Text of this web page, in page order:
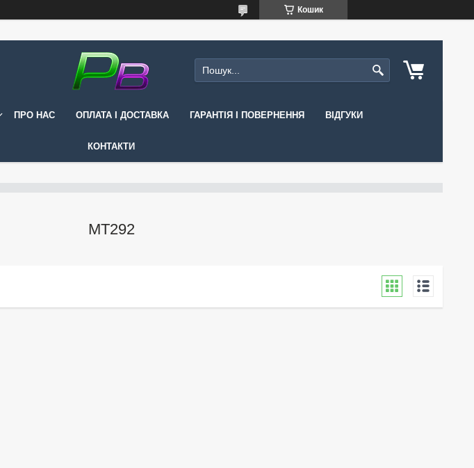
Кошик
ПРО НАС ОПЛАТА І ДОСТАВКА ГАРАНТІЯ І ПОВЕРНЕННЯ ВІДГУКИ
КОНТАКТИ
MT292